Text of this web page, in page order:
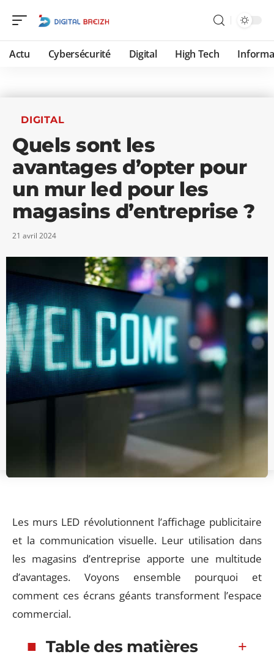
Actu Cybersécurité Digital High Tech
DIGITAL
Quels sont les
avantages d’opter pour
un mur led pour les
magasins d’entreprise ?
21 avril 2024
Les murs LED révolutionnent l’affichage publicitaire
et la communication visuelle. Leur utilisation dans
les magasins d’entreprise apporte une multitude
d’avantages. Voyons ensemble pourquoi et
comment ces écrans géants transforment l’espace
commercial.
Table des matières